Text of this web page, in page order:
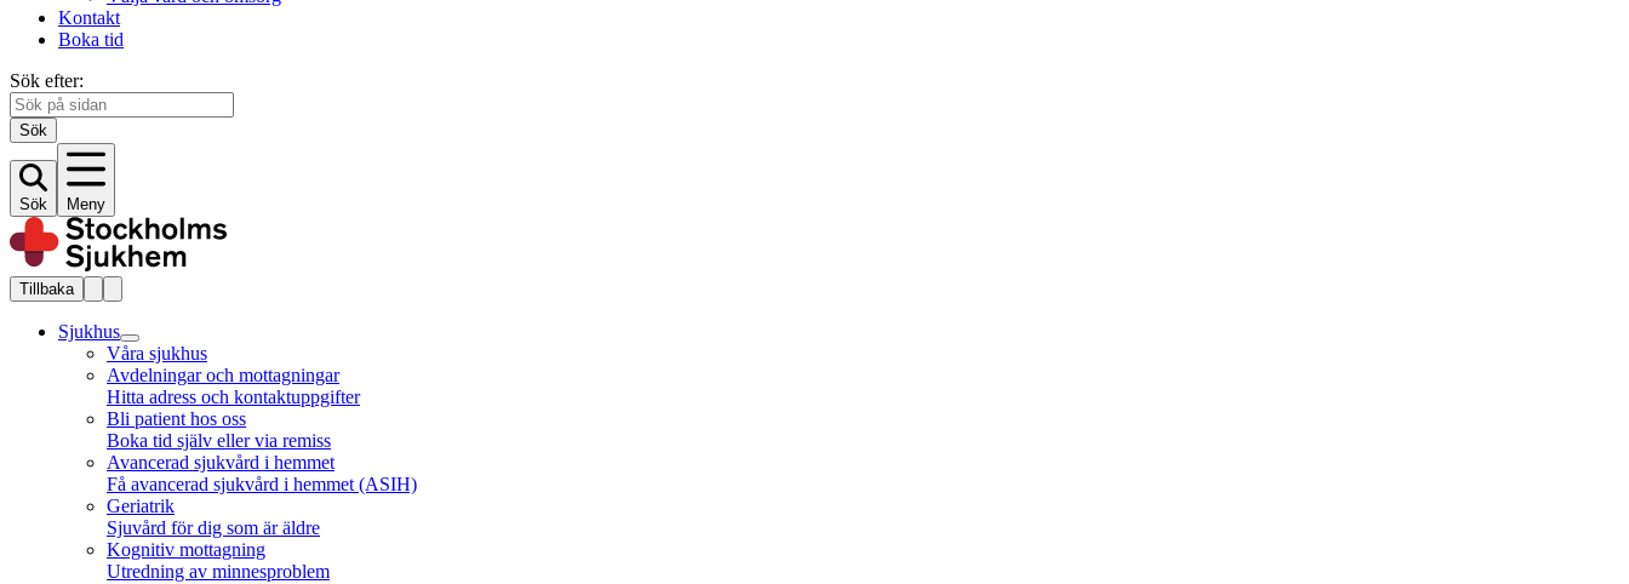
Kontakt
Boka tid
Sök efter:
Sök
Sök Meny
Tillbaka
Sjukhus
Våra sjukhus
Avdelningar och mottagningar
Hitta adress och kontaktuppgifter
Bli patient hos oss
Boka tid själv eller via remiss
Avancerad sjukvård i hemmet
Få avancerad sjukvård i hemmet (ASIH)
Geriatrik
Sjuvård för dig som är äldre
Kognitiv mottagning
Utredning av minnesproblem